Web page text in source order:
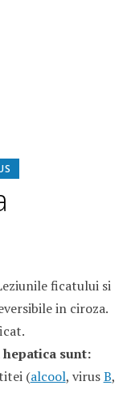
ficatului si
in ciroza.
sunt:
(alcool, virusB,